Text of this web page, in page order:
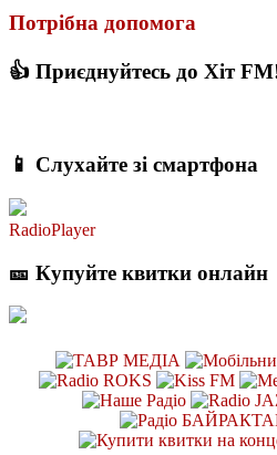
Потрібна допомога
👍 Приєднуйтесь до Хіт
📱 Слухайте зі смартфона
RadioPlayer
🎫 Купуйте квитки онлайн